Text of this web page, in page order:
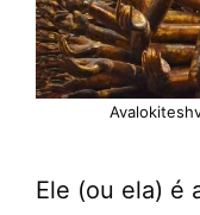
Ele (ou ela) é